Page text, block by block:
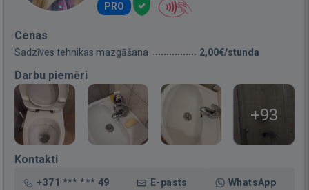
PRO
Cenas
Sadzīves tehnikas mazgāšana 2,00€/stunda
Darbu piemēri
+93
Kontakti
+371 *** *** 49 E-pasts WhatsApp